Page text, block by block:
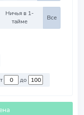
Ничья в 1-
тайме
Все
от до